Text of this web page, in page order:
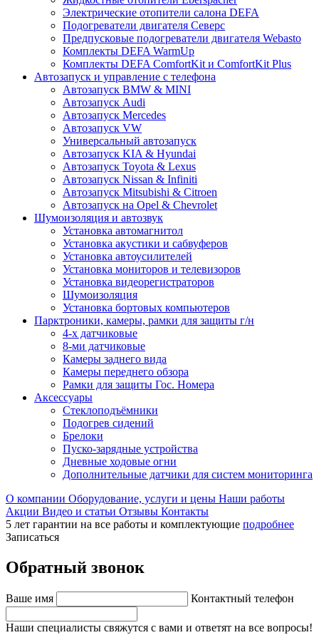
Электрические отопители салона DEFA
Подогреватели двигателя Северс
Предпусковые подогреватели двигателя Webasto
Комплекты DEFA WarmUp
Комплекты DEFA ComfortKit и ComfortKit Plus
Автозапуск и управление с телефона
Автозапуск BMW & MINI
Автозапуск Audi
Автозапуск Mercedes
Автозапуск VW
Универсальный автозапуск
Автозапуск KIA & Hyundai
Автозапуск Toyota & Lexus
Автозапуск Nissan & Infiniti
Автозапуск Mitsubishi & Citroen
Автозапуск на Opel & Chevrolet
Шумоизоляция и автозвук
Установка автомагнитол
Установка акустики и сабвуферов
Установка автоусилителей
Установка мониторов и телевизоров
Установка видеорегистраторов
Шумоизоляция
Установка бортовых компьютеров
Парктроники, камеры, рамки для защиты г/н
4-х датчиковые
8-ми датчиковые
Камеры заднего вида
Камеры переднего обзора
Рамки для защиты Гос. Номера
Аксессуары
Стеклоподъёмники
Подогрев сидений
Брелоки
Пуско-зарядные устройства
Дневные ходовые огни
Дополнительные датчики для систем мониторинга
О компании Оборудование, услуги и цены Наши работы
Акции Видео и статьи Отзывы Контакты
5 лет гарантии на все работы и комплектующие подробнее
Записаться
Обратный звонок
Ваше имя Контактный телефон
Наши специалисты свяжутся с вами и ответят на все вопросы!